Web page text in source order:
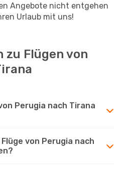
Angebote nicht entgehen
Urlaub mit uns!
zu Flügen von
Perugia nach Tirana
von Perugia nach